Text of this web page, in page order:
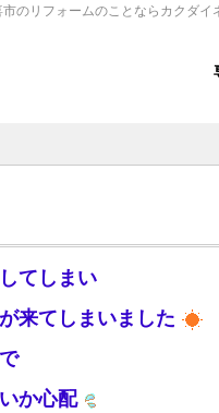
のリフォームのことならカクダイ
てしまい
来てしまいました
か心配